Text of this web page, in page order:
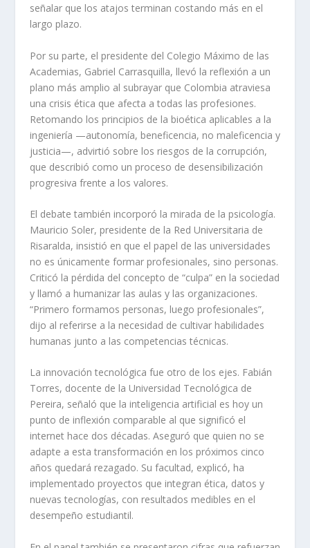
señalar que los atajos terminan costando más en el
largo plazo.
Por su parte, el presidente del Colegio Máximo de las
Academias, Gabriel Carrasquilla, llevó la reflexión a un
plano más amplio al subrayar que Colombia atraviesa
una crisis ética que afecta a todas las profesiones.
Retomando los principios de la bioética aplicables a la
ingeniería —autonomía, beneficencia, no maleficencia y
justicia—, advirtió sobre los riesgos de la corrupción,
que describió como un proceso de desensibilización
progresiva frente a los valores.
El debate también incorporó la mirada de la psicología.
Mauricio Soler, presidente de la Red Universitaria de
Risaralda, insistió en que el papel de las universidades
no es únicamente formar profesionales, sino personas.
Criticó la pérdida del concepto de “culpa” en la sociedad
y llamó a humanizar las aulas y las organizaciones.
“Primero formamos personas, luego profesionales”,
dijo al referirse a la necesidad de cultivar habilidades
humanas junto a las competencias técnicas.
La innovación tecnológica fue otro de los ejes. Fabián
Torres, docente de la Universidad Tecnológica de
Pereira, señaló que la inteligencia artificial es hoy un
punto de inflexión comparable al que significó el
internet hace dos décadas. Aseguró que quien no se
adapte a esta transformación en los próximos cinco
años quedará rezagado. Su facultad, explicó, ha
implementado proyectos que integran ética, datos y
nuevas tecnologías, con resultados medibles en el
desempeño estudiantil.